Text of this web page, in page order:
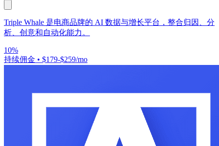
Triple Whale 是电商品牌的 AI 数据与增长平台，整合归因、分
析、创意和自动化能力。
10%
持续佣金 • $179-$259/mo